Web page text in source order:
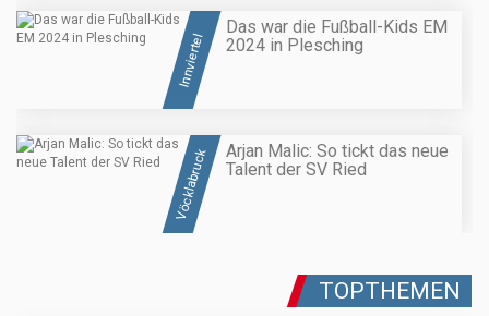
Innviertel
Das war die Fußball-Kids EM
2024 in Plesching
Vöcklabruck
Arjan Malic: So tickt das neue
Talent der SV Ried
TOPTHEMEN